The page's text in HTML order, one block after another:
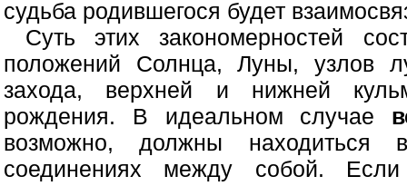
судьба родившегося будет
Суть этих закономерностей
положений Солнца, Луны, узлов
захода, верхней и нижней
рождения. В идеальном случае
возможно, должны находиться
соединениях между собой.